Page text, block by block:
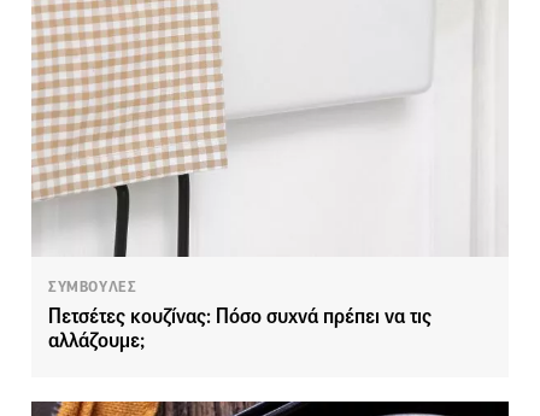
ΣΥΜΒΟΥΛΕΣ
Πετσέτες κουζίνας: Πόσο συχνά πρέπει να τις
αλλάζουμε;